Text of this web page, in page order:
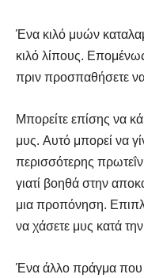
Ένα κιλό μυών
κιλό λίπους.
πριν προσπαθήσετε να
Μπορείτε επίσης να
μυς. Αυτό μπορεί να
περισσότερης
γιατί βοηθά στην
μια προπόνηση.
να χάσετε μυς κατά
Ένα άλλο πράγμα που